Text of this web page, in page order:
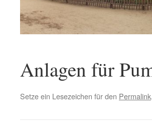
Anlagen für
Setze ein Lesezeichen für den Permalink.